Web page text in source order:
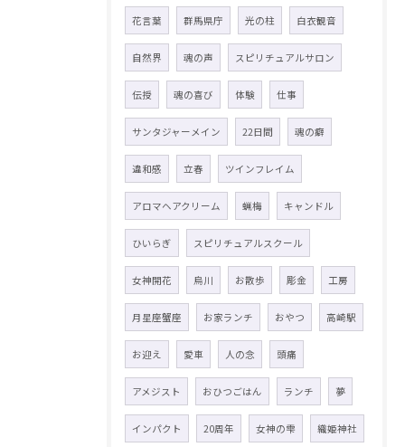
花言葉 群馬県庁 光の柱 白衣観音
自然界 魂の声 スピリチュアルサロン
伝授 魂の喜び 体験 仕事
サンタジャーメイン 22日間 魂の癖
違和感 立春 ツインフレイム
アロマヘアクリーム 蝋梅 キャンドル
ひいらぎ スピリチュアルスクール
女神開花 烏川 お散歩 彫金 工房
月星座蟹座 お家ランチ おやつ 高崎駅
お迎え 愛車 人の念 頭痛
アメジスト おひつごはん ランチ 夢
インパクト 20周年 女神の雫 織姫神社